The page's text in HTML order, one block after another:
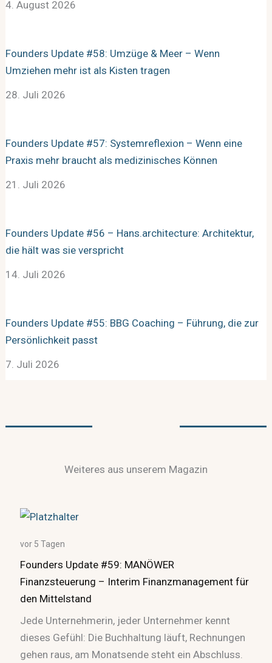
4. August 2026
Founders Update #58: Umzüge & Meer – Wenn
Umziehen mehr ist als Kisten tragen
28. Juli 2026
Founders Update #57: Systemreflexion – Wenn eine
Praxis mehr braucht als medizinisches Können
21. Juli 2026
Founders Update #56 – Hans.architecture: Architektur,
die hält was sie verspricht
14. Juli 2026
Founders Update #55: BBG Coaching – Führung, die zur
Persönlichkeit passt
7. Juli 2026
Weiteres aus unserem Magazin
vor 5 Tagen
Founders Update #59: MANÖWER
Finanzsteuerung – Interim Finanzmanagement für
den Mittelstand
Jede Unternehmerin, jeder Unternehmer kennt
dieses Gefühl: Die Buchhaltung läuft, Rechnungen
gehen raus, am Monatsende steht ein Abschluss.